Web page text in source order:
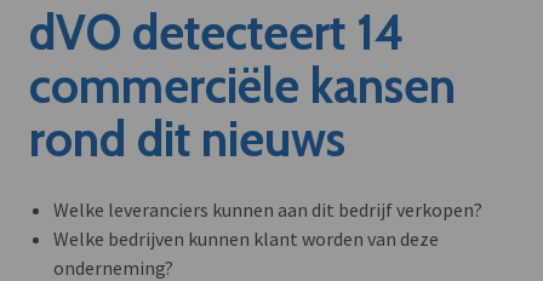
dVO detecteert 14
commerciële kansen
rond dit nieuws
Welke leveranciers kunnen aan dit bedrijf verkopen?
Welke bedrijven kunnen klant worden van deze
onderneming?